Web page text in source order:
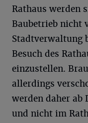
Rathaus werden
Baubetrieb nicht
Stadtverwaltung
Besuch des
einzustellen.
allerdings
werden daher ab
und nicht im